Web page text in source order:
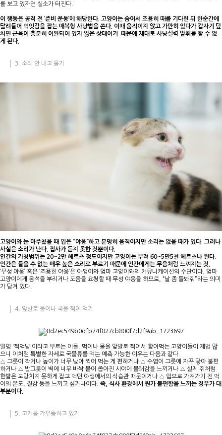
를 보고 있자면 실소가 터진다.
이 행동은 공격 전 ‘준비 운동’에 해당한다. 고양이는 숨어서 조용히 때를 기다린 뒤 한순간에
달려들어 먹잇감을 잡는 매복형 사냥법을 쓴다. 이때 움직이지 않고 가만히 있다가 갑자기 덮
치면 근육이 충분히 이완되어 있지 않은 상태이기 때문에 제대로 사냥실력 발휘를 할 수 없
게 된다.
3. 소리 안 내고 울기
고양이와 눈 마주쳤을 때 입은 “야옹”하고 분명히 움직이지만 소리는 없을 때가 있다. 그러나
사실은 소리가 난다. 집사가 듣지 못한 것뿐이다.
인간의 가청범위는 20~2만 헤르츠 정도이지만 고양이는 무려 60~5만5천 헤르츠나 된다.
인간은 들을 수 없는 매우 높은 소리로 부르기 때문에 인간에게는 무음처럼 느껴지는 것.
‘무성 야옹’ 혹은 ‘조용한 야옹’은 아깽이와 엄마 고양이와의 커뮤니케이션의 수단이다. 엄마
고양이에게 응석을 부리거나 도움을 요청할 때 무성 야옹을 하므로, “날 좀 돌봐줘”라는 의미
가 담겨 있다.
4. 앞발로 물이나 국물 찍어 먹기
일명 '찍먹냥'이라고 부르는 이들. 먹이나 물을 앞발로 찍어서 핥아먹는 고양이들이 제법 많
으니 이처럼 특별한 자세로 국물류를 먹는 예측 가능한 이유는 다음과 같다.
△ 그릇이 작거나 높이가 너무 낮아 찍어 먹는 게 편하거나 △ 수염이 그릇에 자꾸 닿아 불편
하거나 △ 밥그릇이 벽에 너무 바싹 붙어 좁아진 시야에 불쾌감을 느끼거나 △ 실제 쥐처럼
한발은 도망치지 못하게 잡고 먹던 야생에서의 식습관 때문이거나 △ 입으로 가져가기 전 먹
이의 온도, 질감 등을 느끼고 싶거나이다. 즉, 식사 환경에서 뭔가 불편함을 느끼는 경우가 대
부분이다.
5. 고개를 갸우뚱하고 있기